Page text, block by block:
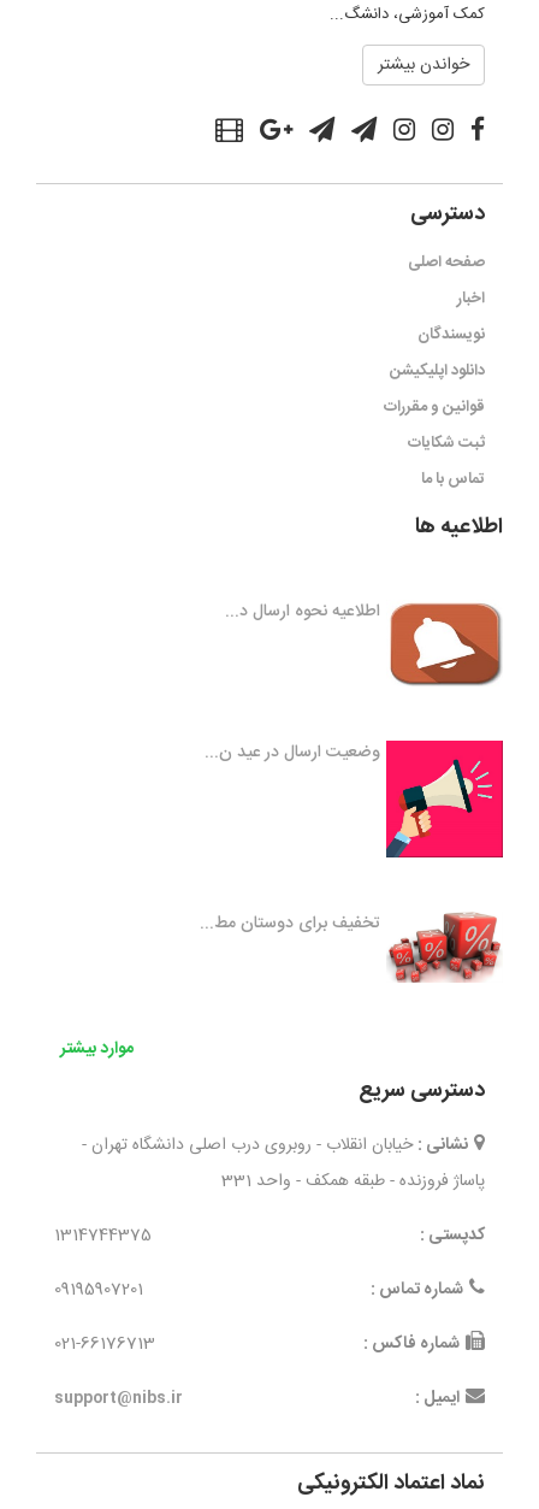
کمک آموزشی، دانشگ...
خواندن بیشتر
دسترسی
صفحه اصلی
اخبار
نویسندگان
دانلود اپلیکیشن
قوانین و مقررات
ثبت شکایات
تماس با ما
اطلاعیه ها
اطلاعیه نحوه ارسال د...
وضعیت ارسال در عید ن...
تخفیف برای دوستان مط...
موارد بیشتر
دسترسی سریع
نشانی : خیابان انقلاب - روبروی درب اصلی دانشگاه تهران -
پاساژ فروزنده - طبقه همکف - واحد 331
کدپستی :
1314744375
شماره تماس :
09195907201
شماره فاکس :
021-66176713
ایمیل :
support@nibs.ir
نماد اعتماد الکترونیکی